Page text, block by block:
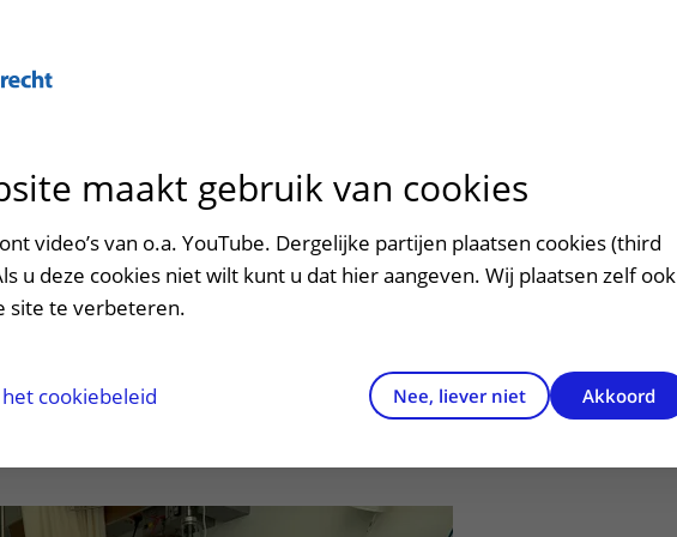
patiëntportaal
het ziekenhuis
en voorzieningen
en veiligheid
Contact en route
Contactgegevens
Contact met polikliniek
Verwijzers
Teleconsult aanvragen
Zorgverlenersportaal
aan deze
gouden kans
maakt gebruik van cookies
video’s van o.a. YouTube. Dergelijke partijen plaatsen cookies (third
u deze cookies niet wilt kunt u dat hier aangeven. Wij plaatsen zelf ook
site te verbeteren.
cookiebeleid Nee, liever niet Akkoord